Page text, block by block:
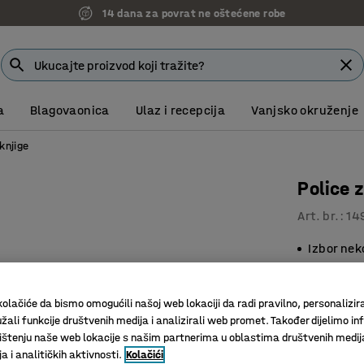
14 dana za povrat ne oštećene robe
Blagovaonica Ulaz i recepcija Vanjsko okruženje
Police
Art. br. :
Izbor
Izdržljiv
Visina (mm)
da bismo omogućili našoj web lokaciji da radi pravilno,
funkcije društvenih medija i analizirali web promet. Također dijelimo
naše web lokacije s našim partnerima u oblastima društvenih
i analitičkih aktivnosti. Kolačići